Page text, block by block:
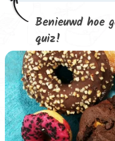
Benieuwd hoe
quiz!